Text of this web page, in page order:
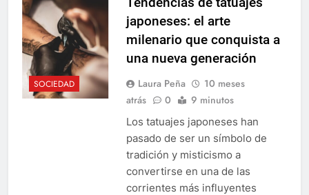
SOCIEDAD
japoneses: el arte
milenario que conquista a
una nueva generación
Laura Peña
10 meses
atrás
0 9 minutos
Los tatuajes japoneses han
pasado de ser un símbolo de
tradición y misticismo a
convertirse en una de las
corrientes más influyentes